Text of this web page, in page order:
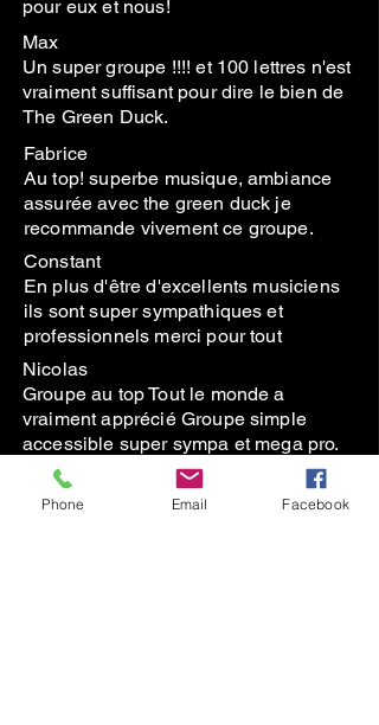
pour eux et nous!
Max
Un super groupe !!!! et 100 lettres n'est
vraiment suffisant pour dire le bien de
The Green Duck.
Fabrice
Au top! superbe musique, ambiance
assurée avec the green duck je
recommande vivement ce groupe.
Constant
En plus d'être d'excellents musiciens
ils sont super sympathiques et
professionnels merci pour tout
Nicolas
Groupe au top Tout le monde a
vraiment apprécié Groupe simple
accessible super sympa et mega pro.
Thomguy
Fantastic musicians, very adaptable to
Phone Email Facebook